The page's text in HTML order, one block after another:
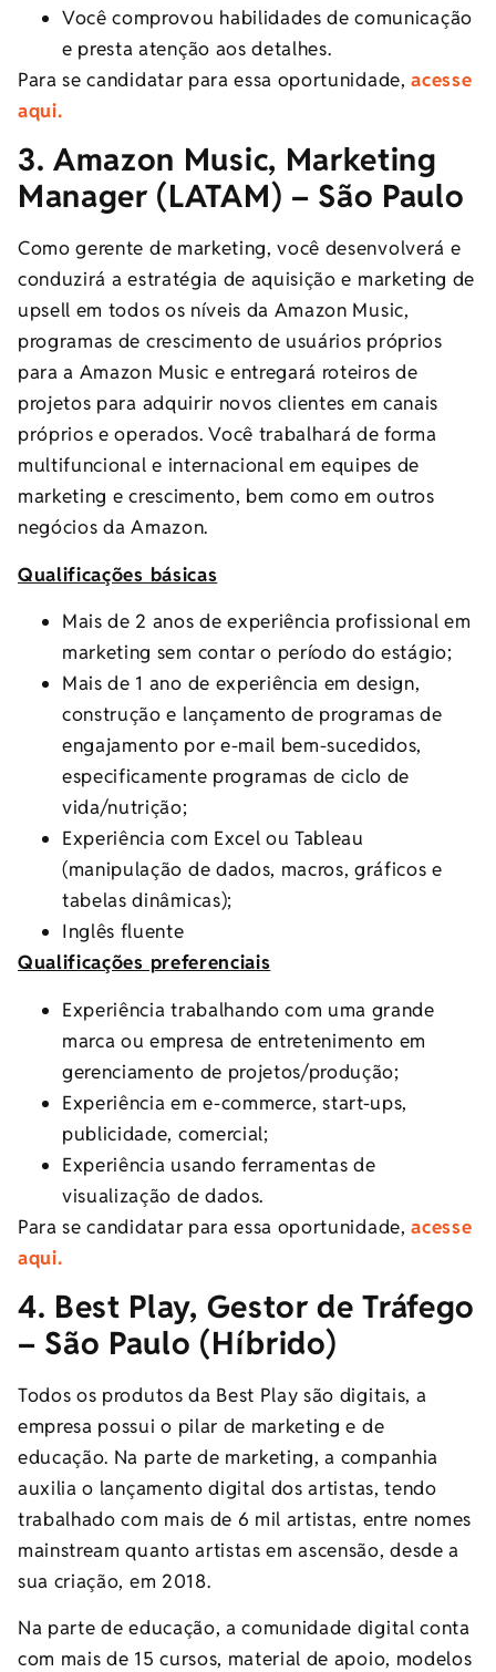
Você comprovou habilidades de comunicação
e presta atenção aos detalhes.
Para se candidatar para essa oportunidade,acesse
aqui.
3. Amazon Music, Marketing
Manager (LATAM) – São Paulo
Como gerente de marketing, você desenvolverá e
conduzirá a estratégia de aquisição e marketing de
upsell em todos os níveis da Amazon Music,
programas de crescimento de usuários próprios
para a Amazon Music e entregará roteiros de
projetos para adquirir novos clientes em canais
próprios e operados. Você trabalhará de forma
multifuncional e internacional em equipes de
marketing e crescimento, bem como em outros
negócios da Amazon.
Qualificações básicas
Mais de 2 anos de experiência profissional em
marketing sem contar o período do estágio;
Mais de 1 ano de experiência em design,
construção e lançamento de programas de
engajamento por e-mail bem-sucedidos,
especificamente programas de ciclo de
vida/nutrição;
Experiência com Excel ou Tableau
(manipulação de dados, macros, gráficos e
tabelas dinâmicas);
Inglês fluente
Qualificações preferenciais
Experiência trabalhando com uma grande
marca ou empresa de entretenimento em
gerenciamento de projetos/produção;
Experiência em e-commerce, start-ups,
publicidade, comercial;
Experiência usando ferramentas de
visualização de dados.
Para se candidatar para essa oportunidade,acesse
aqui.
4. Best Play, Gestor de Tráfego
– São Paulo (Híbrido)
Todos os produtos da Best Play são digitais, a
empresa possui o pilar de marketing e de
educação. Na parte de marketing, a companhia
auxilia o lançamento digital dos artistas, tendo
trabalhado com mais de 6 mil artistas, entre nomes
mainstream quanto artistas em ascensão, desde a
sua criação, em 2018.
Na parte de educação, a comunidade digital conta
com mais de 15 cursos, material de apoio, modelos